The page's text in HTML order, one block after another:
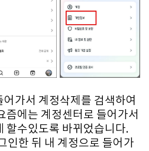
가서 계정삭제를 검색하여
즘에는 계정센터로 들어가서
할수있도록 바뀌었습니다.
인한 뒤 내 계정으로 들어가